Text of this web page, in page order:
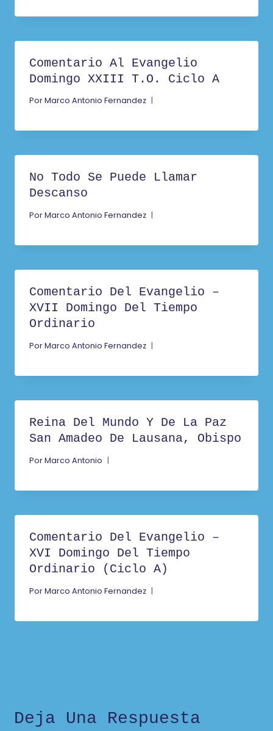
Comentario Al Evangelio
Domingo XXIII T.O. Ciclo A
PorMarco Antonio Fernandez
No Todo Se Puede Llamar
Descanso
PorMarco Antonio Fernandez
Comentario Del Evangelio –
XVII Domingo Del Tiempo
Ordinario
PorMarco Antonio Fernandez
Reina Del Mundo Y De La Paz
San Amadeo De Lausana, Obispo
PorMarco Antonio
Comentario Del Evangelio –
XVI Domingo Del Tiempo
Ordinario (Ciclo A)
PorMarco Antonio Fernandez
Deja Una Respuesta